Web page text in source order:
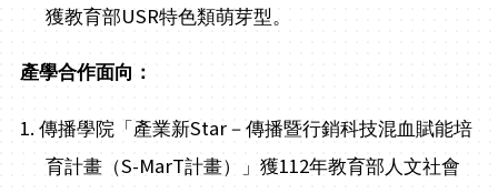
獲教育部USR特色類萌芽型。
產學合作面向：
1. 傳播學院「產業新Star－傳播暨行銷科技混血賦能培
育計畫（S-MarT計畫）」獲112年教育部人文社會